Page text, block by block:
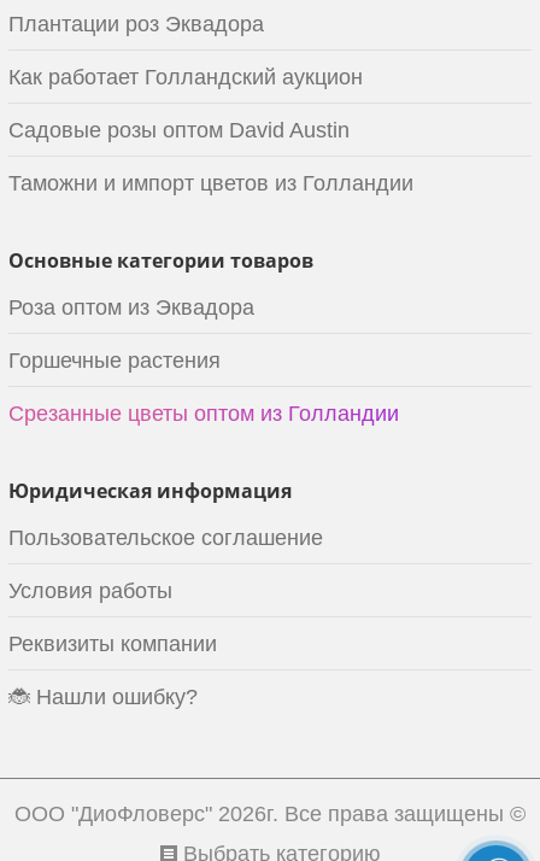
Плантации роз Эквадора
Как работает Голландский аукцион
Садовые розы оптом David Austin
Таможни и импорт цветов из Голландии
Основные категории товаров
Роза оптом из Эквадора
Горшечные растения
Срезанные цветы оптом из Голландии
Юридическая информация
Пользовательское соглашение
Условия работы
Реквизиты компании
🐞 Нашли ошибку?
ООО "ДиоФловерс" 2026г. Все права защищены ©
Выбрать категорию